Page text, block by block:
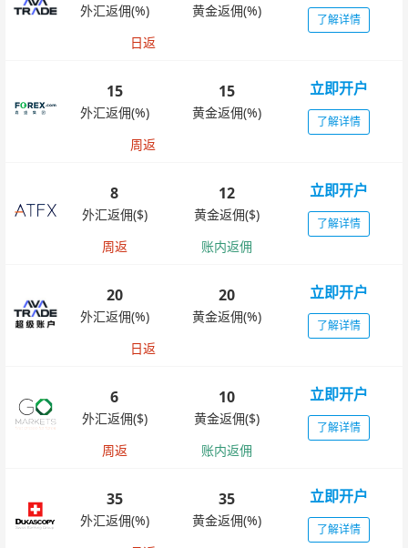
外汇返佣(%) 黄金返佣(%)
了解详情
日返
15
外汇返佣(%)
15
黄金返佣(%)
立即开户
了解详情
周返
8
外汇返佣($)
12
黄金返佣($)
立即开户
了解详情
周返 账内返佣
20
外汇返佣(%)
20
黄金返佣(%)
立即开户
了解详情
日返
6
外汇返佣($)
10
黄金返佣($)
立即开户
了解详情
周返 账内返佣
35
外汇返佣(%)
35
黄金返佣(%)
立即开户
了解详情